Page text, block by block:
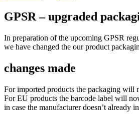
GPSR – upgraded
In preparation of the upcoming GPSR
we have changed the our product
changes made
For imported products the packaging will
For EU products the barcode label will
in case the manufacturer doesn’t